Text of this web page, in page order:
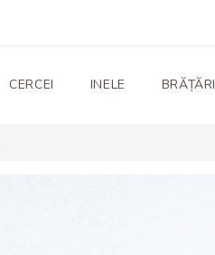
CERCEI INELE BRĂȚĂRI